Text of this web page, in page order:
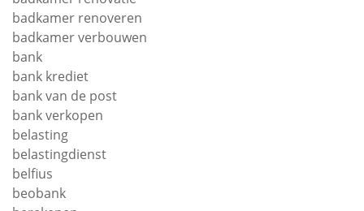
badkamer renoveren
badkamer verbouwen
bank
bank krediet
bank van de post
bank verkopen
belasting
belastingdienst
belfius
beobank